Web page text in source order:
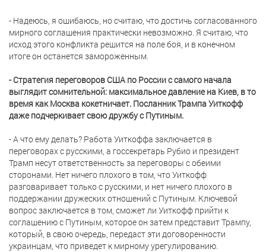
- Надеюсь, я ошибаюсь, но считаю, что достичь согласованного
мирного соглашения практически невозможно. Я считаю, что
исход этого конфликта решится на поле боя, и в конечном
итоге он останется замороженным.
- Стратегия переговоров США по России с самого начала
выглядит сомнительной: максимальное давление на Киев, в то
время как Москва кокетничает. Посланник Трампа Уиткофф
даже подчеркивает свою дружбу с Путиным.
- А что ему делать? Работа Уиткоффа заключается в
переговорах с русскими, а госсекретарь Рубио и президент
Трамп несут ответственность за переговоры с обеими
сторонами. Нет ничего плохого в том, что Уиткофф
разговаривает только с русскими, и нет ничего плохого в
поддержании дружеских отношений с Путиным. Ключевой
вопрос заключается в том, сможет ли Уиткофф прийти к
соглашению с Путиным, которое он затем представит Трампу,
который, в свою очередь, передаст эти договоренности
украинцам, что приведет к мирному урегулированию.